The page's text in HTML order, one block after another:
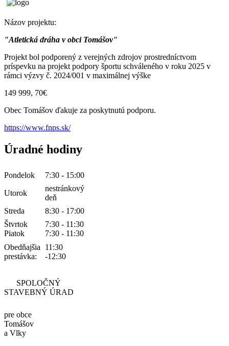
Názov projektu:
"Atletická dráha v obci Tomášov"
Projekt bol podporený z verejných zdrojov prostredníctvom
príspevku na projekt podpory športu schváleného v roku 2025 v
rámci výzvy č. 2024/001 v maximálnej výške
149 999, 70€
Obec Tomášov ďakuje za poskytnutú podporu.
https://www.fnps.sk/
Úradné hodiny
Pondelok 7:30 - 15:00
Utorok
nestránkový
deň
Streda
8:30 - 17:00
Štvrtok
7:30 - 11:30
Piatok
7:30 - 11:30
Obedňajšia
prestávka:
11:30
-12:30
SPOLOČNÝ
STAVEBNÝ ÚRAD
pre obce
Tomášov
a Vlky